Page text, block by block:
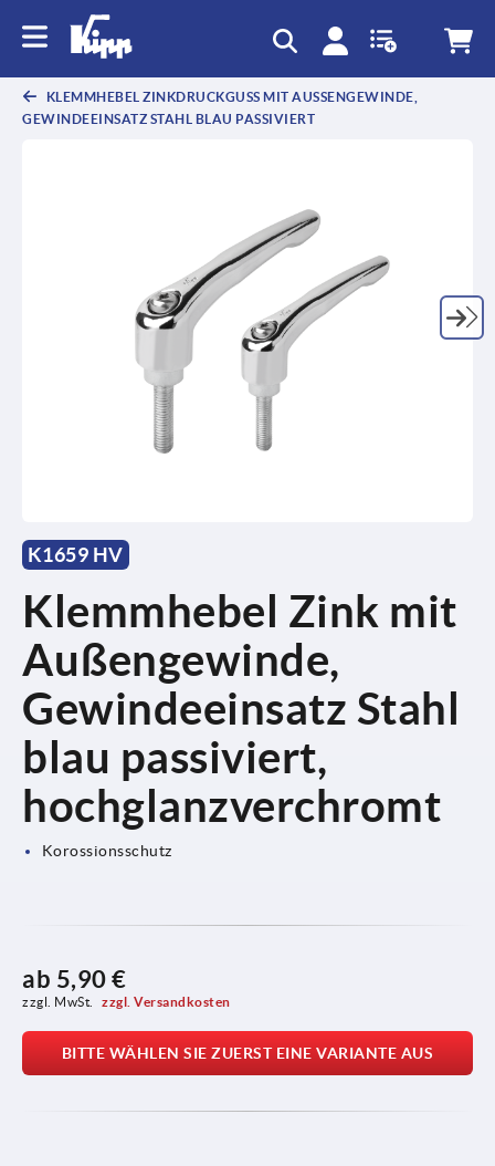
KLEMMHEBEL ZINKDRUCKGUSS MIT AUSSENGEWINDE, G
EWINDEEINSATZ STAHL BLAU PASSIVIERT
K1659 HV
Klemmhebel Zink mit
Außengewinde,
Gewindeeinsatz Stahl
blau passiviert,
hochglanzverchromt
Korossionsschutz
ab 5,90 €
zzgl. MwSt. zzgl. Versandkosten
BITTE WÄHLEN SIE ZUERST EINE VARIANTE AUS